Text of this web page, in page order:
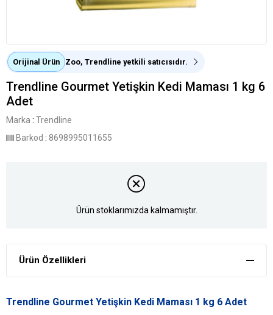
Orijinal Ürün Zoo, Trendline yetkili satıcısıdır.
Trendline Gourmet Yetişkin Kedi Maması 1 kg 6
Adet
Marka : Trendline
Barkod : 8698995011655
Ürün stoklarımızda kalmamıştır.
Ürün Özellikleri
Trendline Gourmet Yetişkin Kedi Maması 1 kg 6 Adet